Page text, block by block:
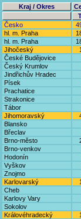
Kraj / Okres
Česko
hl. m. Praha
hl. m. Praha
Jihočeský
České Budějovice
Český Krumlov
Jindřichův Hradec
Písek
Prachatice
Strakonice
Tábor
Jihomoravský
Blansko
Břeclav
Brno-město
Brno-venkov
Hodonín
Vyškov
Znojmo
Karlovarský
Cheb
Karlovy Vary
Sokolov
Královéhradecký